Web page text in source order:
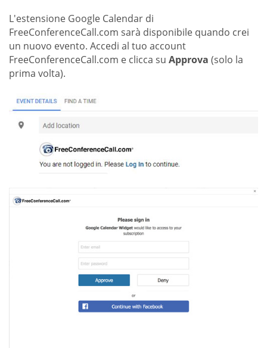
L'estensione Google Calendar di
FreeConferenceCall.com sarà disponibile quando crei
un nuovo evento. Accedi al tuo account
FreeConferenceCall.com e clicca su Approva (solo la
prima volta).